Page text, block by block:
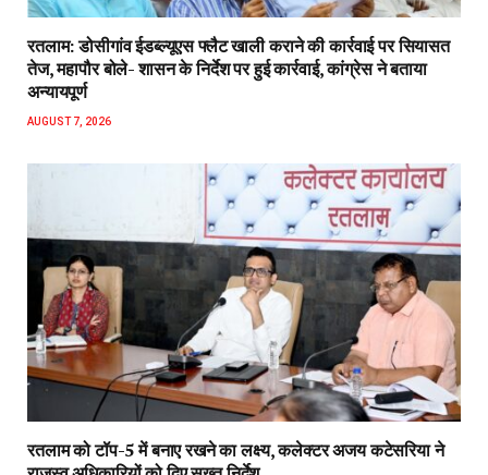
रतलाम: डोसीगांव ईडब्ल्यूएस फ्लैट खाली कराने की कार्रवाई पर सियासत
तेज, महापौर बोले- शासन के निर्देश पर हुई कार्रवाई, कांग्रेस ने बताया
अन्यायपूर्ण
AUGUST 7, 2026
रतलाम को टॉप-5 में बनाए रखने का लक्ष्य, कलेक्टर अजय कटेसरिया ने